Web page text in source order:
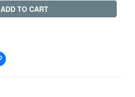
ADD TO CART